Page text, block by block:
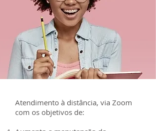
Atendimento à distância, via Zoom
com os objetivos de: